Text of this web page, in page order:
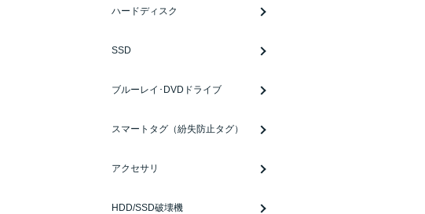
ハードディスク
SSD
ブルーレイ･DVDドライブ
スマートタグ（紛失防止タグ）
アクセサリ
HDD/SSD破壊機